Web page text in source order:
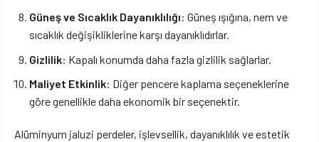
Güneş ve Sıcaklık Dayanıklılığı: Güneş ışığına, nem ve
sıcaklık değişikliklerine karşı dayanıklıdırlar.
Gizlilik: Kapalı konumda daha fazla gizlilik sağlarlar.
Maliyet Etkinlik: Diğer pencere kaplama seçeneklerine
göre genellikle daha ekonomik bir seçenektir.
Alüminyum jaluzi perdeler, işlevsellik, dayanıklılık ve estetik